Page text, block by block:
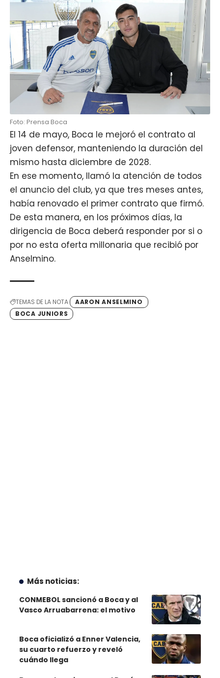
Foto: Prensa Boca
El 14 de mayo, Boca le mejoró el contrato al
joven defensor, manteniendo la duración del
mismo hasta diciembre de 2028.
En ese momento, llamó la atención de todos
el anuncio del club, ya que tres meses antes,
había renovado el primer contrato que firmó.
De esta manera, en los próximos días, la
dirigencia de Boca deberá responder por si o
por no esta oferta millonaria que recibió por
Anselmino.
TEMAS DE LA NOTA
AARON ANSELMINO
BOCA JUNIORS
Más noticias:
CONMEBOL sancionó a Boca y al
Vasco Arruabarrena: el motivo
Boca oficializó a Enner Valencia,
su cuarto refuerzo y reveló
cuándo llega